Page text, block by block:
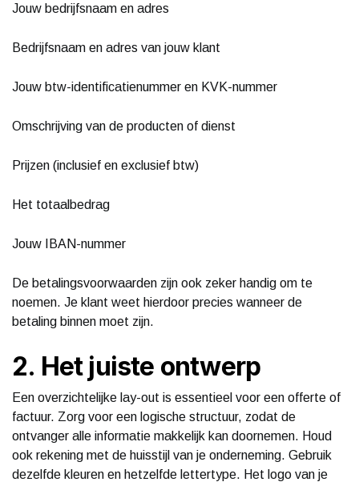
Jouw bedrijfsnaam en adres
Bedrijfsnaam en adres van jouw klant
Jouw btw-identificatienummer en KVK-nummer
Omschrijving van de producten of dienst
Prijzen (inclusief en exclusief btw)
Het totaalbedrag
Jouw IBAN-nummer
De betalingsvoorwaarden zijn ook zeker handig om te
noemen. Je klant weet hierdoor precies wanneer de
betaling binnen moet zijn.
2. Het juiste ontwerp
Een overzichtelijke lay-out is essentieel voor een offerte of
factuur. Zorg voor een logische structuur, zodat de
ontvanger alle informatie makkelijk kan doornemen. Houd
ook rekening met de huisstijl van je onderneming. Gebruik
dezelfde kleuren en hetzelfde lettertype. Het logo van je